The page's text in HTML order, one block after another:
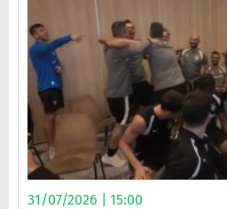
31/07/2026 | 15:00